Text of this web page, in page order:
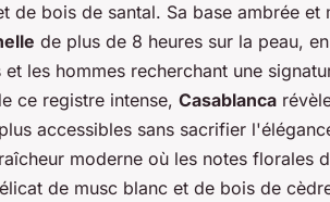
bois de santal. Sa base ambrée et
de plus de 8 heures sur la peau,
les hommes recherchant une
ce registre intense, Casablanca
accessibles sans sacrifier
moderne où les notes florales
de musc blanc et de bois de